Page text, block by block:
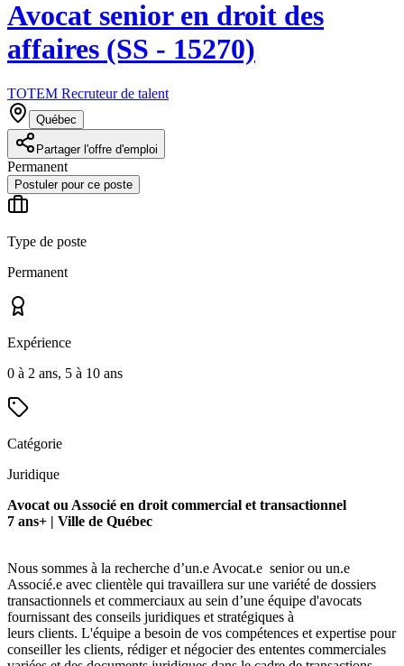
Avocat senior en droit des
affaires (SS - 15270)
TOTEM Recruteur de talent
Québec
Partager l'offre d'emploi
Permanent
Postuler pour ce poste
Type de poste
Permanent
Expérience
0 à 2 ans, 5 à 10 ans
Catégorie
Juridique
Avocat ou Associé en droit commercial et transactionnel
7 ans+ | Ville de Québec
Nous sommes à la recherche d’un.e Avocat.e senior ou un.e
Associé.e avec clientèle qui travaillera sur une variété de dossiers
transactionnels et commerciaux au sein d’une équipe d'avocats
fournissant des conseils juridiques et stratégiques à
leurs clients. L'équipe a besoin de vos compétences et expertise pour
conseiller les clients, rédiger et négocier des ententes commerciales